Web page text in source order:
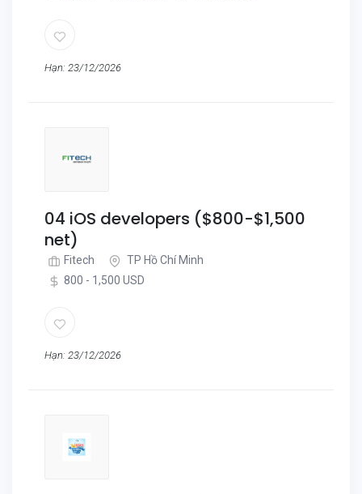
Hạn: 23/12/2026
04 iOS developers ($800-$1,500
net)
Fitech
TP Hồ Chí Minh
800 - 1,500 USD
Hạn: 23/12/2026